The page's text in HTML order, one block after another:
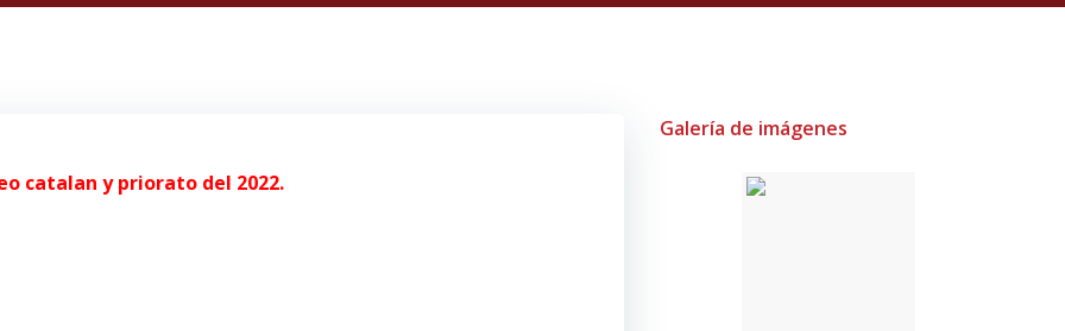
catalan y priorato del 2022.
Galería de imágenes